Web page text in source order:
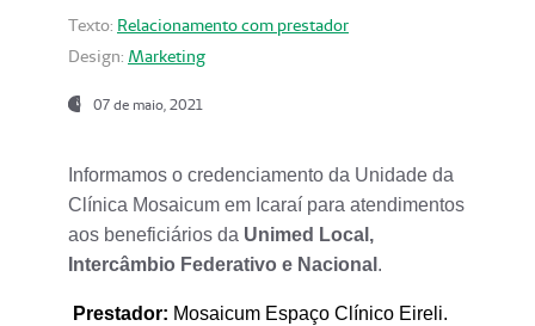
Texto: Relacionamento com prestador
Design: Marketing
07 de maio, 2021
Informamos o credenciamento da Unidade da
Clínica Mosaicum em Icaraí para atendimentos
aos beneficiários da Unimed Local,
Intercâmbio Federativo e Nacional .
Prestador: Mosaicum Espaço Clínico Eireli.